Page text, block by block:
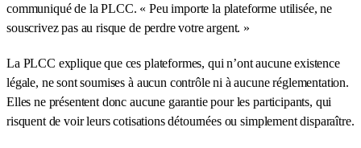
communiqué de la PLCC. « Peu importe la plateforme utilisée, ne
souscrivez pas au risque de perdre votre argent. »
La PLCC explique que ces plateformes, qui n’ont aucune existence
légale, ne sont soumises à aucun contrôle ni à aucune réglementation.
Elles ne présentent donc aucune garantie pour les participants, qui
risquent de voir leurs cotisations détournées ou simplement disparaître.